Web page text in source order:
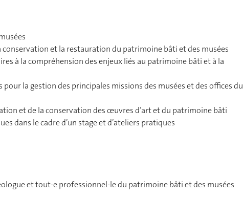
conservation et la restauration du patrimoine bâti et des musées
à la compréhension des enjeux liés au patrimoine bâti et à la
la gestion des principales missions des musées et des offices du
et de la conservation des œuvres d’art et du patrimoine bâti
dans le cadre d’un stage et d’ateliers pratiques
et tout-e professionnel-le du patrimoine bâti et des musées